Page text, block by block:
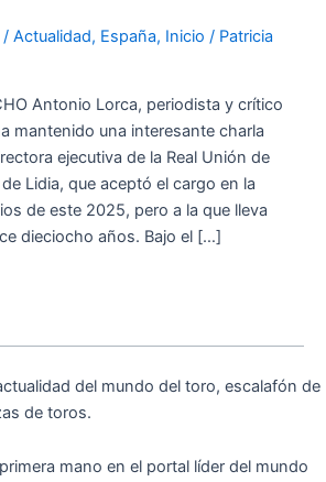
/ Actualidad, España, Inicio / Patricia
Antonio Lorca, periodista y crítico
mantenido una interesante charla
ejecutiva de la Real Unión de
Lidia, que aceptó el cargo en la
de este 2025, pero a la que lleva
dieciocho años. Bajo el […]
del mundo del toro, escalafón de
de toros.
mano en el portal líder del mundo